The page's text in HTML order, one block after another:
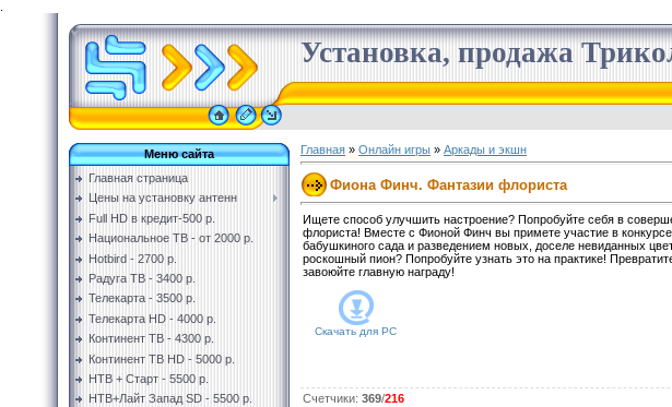
Установка, продажа
Меню сайта
Главная страница
Цены на установку антенн
Full HD в кредит-500 р.
Национальное ТВ - от 2000 р.
Hotbird - 2700 р.
Радуга ТВ - 3400 р.
Телекарта - 3500 р.
Телекарта HD - 4000 р.
Континент ТВ - 4300 р.
Континент ТВ HD - 5000 р.
НТВ + Старт - 5500 р.
НТВ+Лайт Запад SD - 5500 р.
Главная » Онлайн игры » Аркады и экшн
Фиона Финч. Фантазии флориста
Ищете способ улучшить настроение? Попробуйте себя в
флориста! Вместе с Фионой Финч вы примете участие в
бабушкиного сада и разведением новых, доселе невиданных
роскошный пион? Попробуйте узнать это на практике!
завоюйте главную награду!
Скачать для PC
Счетчики: 369/216